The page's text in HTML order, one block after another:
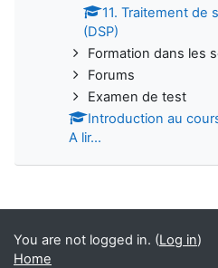
11. Traitement de
(DSP)
Formation dans les
Forums
Examen de test
Introduction au
A lir...
You are not logged in. (Log in)
Home